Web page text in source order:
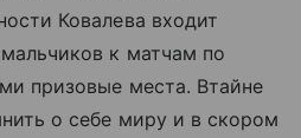
Ковалева входит
к матчам по
призовые места. Втайне
о себе миру и в скором